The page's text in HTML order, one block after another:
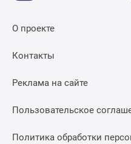
О проекте
Контакты
Реклама на сайте
Пользовательское
Политика обработки